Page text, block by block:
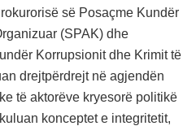
së Posaçme Kundër
(SPAK) dhe
Korrupsionit dhe Krimit të
drejtpërdrejt në agjendën
të aktorëve kryesorë politikë
konceptet e integritetit,